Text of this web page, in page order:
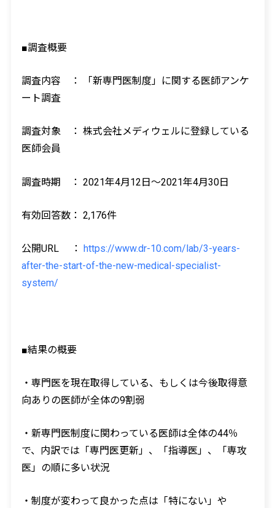
■調査概要
調査内容 ： 「新専門医制度」に関する医師アンケ
ート調査
調査対象 ： 株式会社メディウェルに登録している
医師会員
調査時期 ： 2021年4月12日～2021年4月30日
有効回答数： 2,176件
公開URL ： https://www.dr-10.com/lab/3-years-
after-the-start-of-the-new-medical-specialist-
system/
■結果の概要
・専門医を現在取得している、もしくは今後取得意
向ありの医師が全体の9割弱
・新専門医制度に関わっている医師は全体の44％
で、内訳では「専門医更新」、「指導医」、「専攻
医」の順に多い状況
・制度が変わって良かった点は「特にない」や